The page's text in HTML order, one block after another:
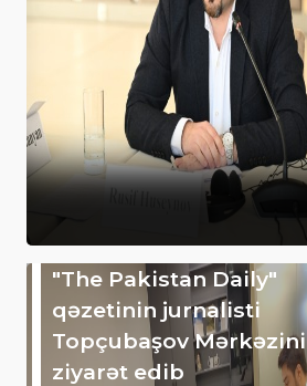
"The Pakistan Daily"
qəzetinin jurnalisti
Topçubaşov Mərkəzini
ziyarət edib